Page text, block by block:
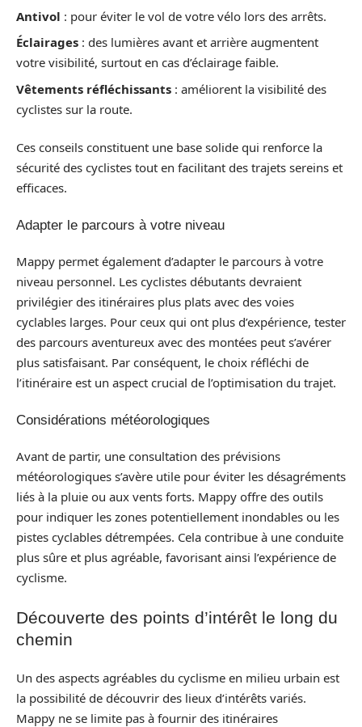
Antivol : pour éviter le vol de votre vélo lors des arrêts.
Éclairages : des lumières avant et arrière augmentent
votre visibilité, surtout en cas d’éclairage faible.
Vêtements réfléchissants : améliorent la visibilité des
cyclistes sur la route.
Ces conseils constituent une base solide qui renforce la
sécurité des cyclistes tout en facilitant des trajets sereins et
efficaces.
Adapter le parcours à votre niveau
Mappy permet également d’adapter le parcours à votre
niveau personnel. Les cyclistes débutants devraient
privilégier des itinéraires plus plats avec des voies
cyclables larges. Pour ceux qui ont plus d’expérience, tester
des parcours aventureux avec des montées peut s’avérer
plus satisfaisant. Par conséquent, le choix réfléchi de
l’itinéraire est un aspect crucial de l’optimisation du trajet.
Considérations météorologiques
Avant de partir, une consultation des prévisions
météorologiques s’avère utile pour éviter les désagréments
liés à la pluie ou aux vents forts. Mappy offre des outils
pour indiquer les zones potentiellement inondables ou les
pistes cyclables détrempées. Cela contribue à une conduite
plus sûre et plus agréable, favorisant ainsi l’expérience de
cyclisme.
Découverte des points d’intérêt le long du
chemin
Un des aspects agréables du cyclisme en milieu urbain est
la possibilité de découvrir des lieux d’intérêts variés.
Mappy ne se limite pas à fournir des itinéraires